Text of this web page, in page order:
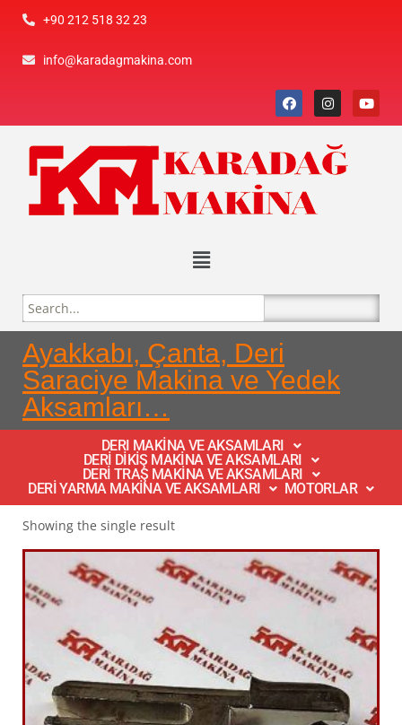
+90 212 518 32 23
info@karadagmakina.com
Ayakkabı, Çanta, Deri
Saraciye Makina ve Yedek
Aksamları…
DERI MAKİNA VE AKSAMLARI
DERİ DİKİŞ MAKİNA VE AKSAMLARI
DERİ TRAŞ MAKİNA VE AKSAMLARI
DERİ YARMA MAKİNA VE AKSAMLARI
MOTORLAR
Showing the single result